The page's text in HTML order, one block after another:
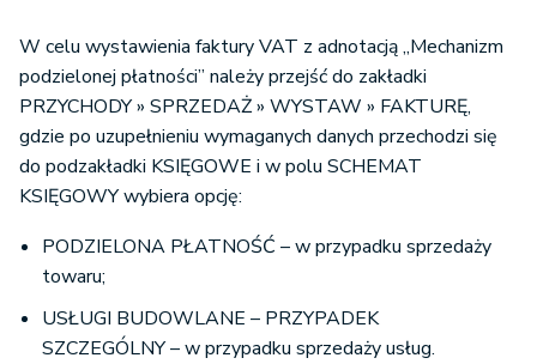
W celu wystawienia faktury VAT z adnotacją „Mechanizm
podzielonej płatności” należy przejść do zakładki
PRZYCHODY » SPRZEDAŻ » WYSTAW » FAKTURĘ,
gdzie po uzupełnieniu wymaganych danych przechodzi się
do podzakładki KSIĘGOWE i w polu SCHEMAT
KSIĘGOWY wybiera opcję:
PODZIELONA PŁATNOŚĆ – w przypadku sprzedaży
towaru;
USŁUGI BUDOWLANE – PRZYPADEK
SZCZEGÓLNY – w przypadku sprzedaży usług.